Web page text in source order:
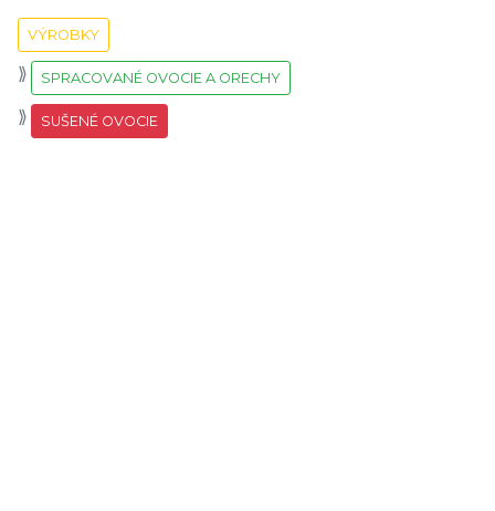
VÝROBKY
SPRACOVANÉ OVOCIE A ORECHY
SUŠENÉ OVOCIE